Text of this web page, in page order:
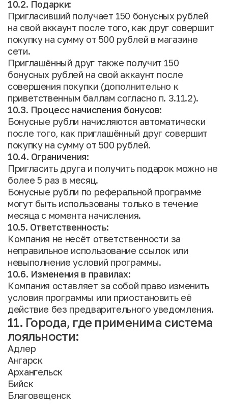
10.2. Подарки:
Пригласивший получает 150 бонусных рублей
на свой аккаунт после того, как друг совершит
покупку на сумму от 500 рублей в магазине
сети.
Приглашённый друг также получит 150
бонусных рублей на свой аккаунт после
совершения покупки (дополнительно к
приветственным баллам согласно п. 3.11.2).
10.3. Процесс начисления бонусов:
Бонусные рубли начисляются автоматически
после того, как приглашённый друг совершит
покупку на сумму от 500 рублей.
10.4. Ограничения:
Пригласить друга и получить подарок можно не
более 5 раз в месяц.
Бонусные рубли по реферальной программе
могут быть использованы только в течение
месяца с момента начисления.
10.5. Ответственность:
Компания не несёт ответственности за
неправильное использование ссылок или
невыполнение условий программы.
10.6. Изменения в правилах:
Компания оставляет за собой право изменить
условия программы или приостановить её
действие без предварительного уведомления.
11. Города, где применима система
лояльности:
Адлер
Ангарск
Архангельск
Бийск
Благовещенск